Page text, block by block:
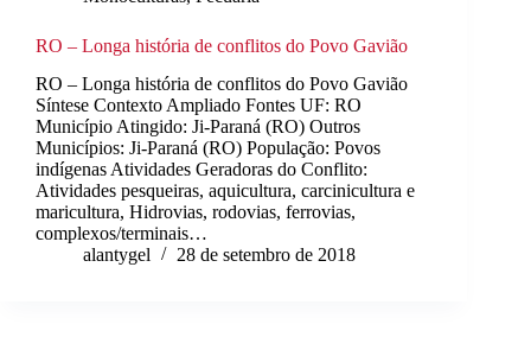
RO – Longa história de conflitos do Povo Gavião
RO – Longa história de conflitos do Povo Gavião
Síntese Contexto Ampliado Fontes UF: RO
Município Atingido: Ji-Paraná (RO) Outros
Municípios: Ji-Paraná (RO) População: Povos
indígenas Atividades Geradoras do Conflito:
Atividades pesqueiras, aquicultura, carcinicultura e
maricultura, Hidrovias, rodovias, ferrovias,
complexos/terminais…
alantygel
28 de setembro de 2018